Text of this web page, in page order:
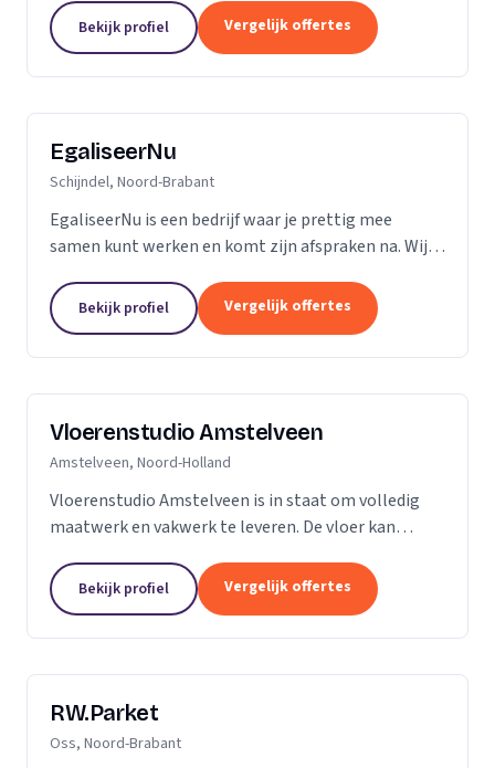
het adres bij uitstek voor de renovatie van
bestaande...
Bekijk profiel Vergelijk offertes
EgaliseerNu
Schijndel, Noord-Brabant
EgaliseerNu is een bedrijf waar je prettig mee
samen kunt werken en komt zijn afspraken na. Wij
uitziet.Bekijk profiel Vergelijk offertes
Vloerenstudio Amstelveen
Amstelveen, Noord-Holland
Vloerenstudio Amstelveen is in staat om volledig
maatwerk en vakwerk te leveren. De vloer kan
om type materiaal, kleur, afmeting of uitstraling.
Geen...
Bekijk profiel Vergelijk offertes
RW.Parket
Oss, Noord-Brabant